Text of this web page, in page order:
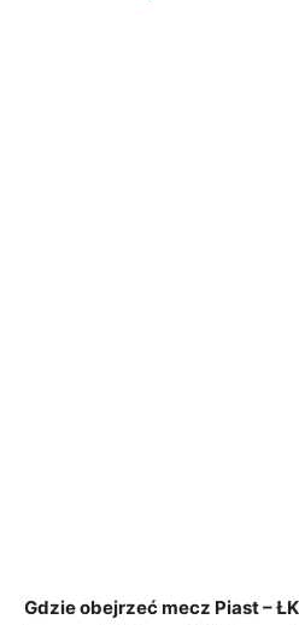
Gdzie obejrzeć mecz Piast –